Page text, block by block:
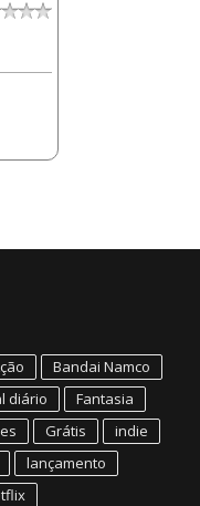
Bandai Namco
diário
Fantasia
Grátis
indie
lançamento